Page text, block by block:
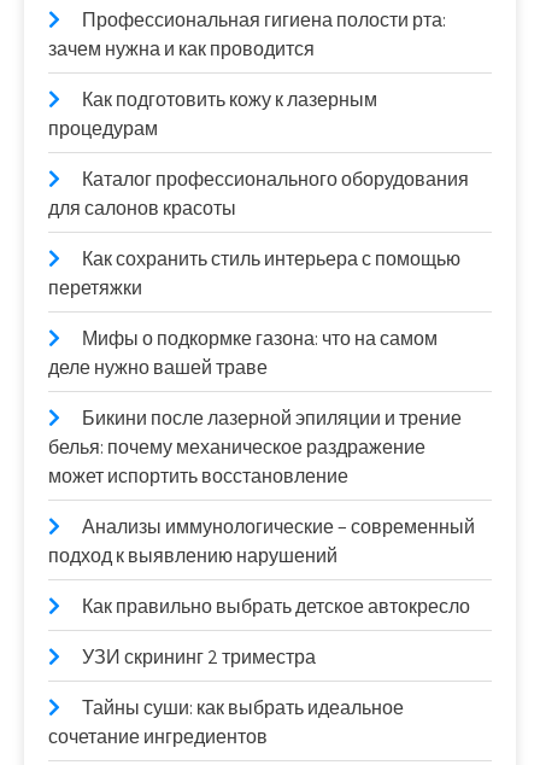
Профессиональная гигиена полости рта:
зачем нужна и как проводится
Как подготовить кожу к лазерным
процедурам
Каталог профессионального оборудования
для салонов красоты
Как сохранить стиль интерьера с помощью
перетяжки
Мифы о подкормке газона: что на самом
деле нужно вашей траве
Бикини после лазерной эпиляции и трение
белья: почему механическое раздражение
может испортить восстановление
Анализы иммунологические – современный
подход к выявлению нарушений
Как правильно выбрать детское автокресло
УЗИ скрининг 2 триместра
Тайны суши: как выбрать идеальное
сочетание ингредиентов